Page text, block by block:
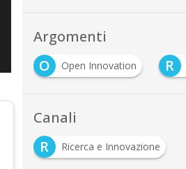
Argomenti
O
Open Innovation R
Canali
R
Ricerca e Innovazione